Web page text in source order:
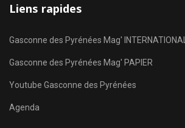
Liens rapides
Gasconne des Pyrénées Mag' INTERNATIONAL
Gasconne des Pyrénées Mag' PAPIER
Youtube Gasconne des Pyrénées
Agenda